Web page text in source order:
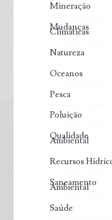
Mineração
Mudanças
Climáticas
Natureza
Oceanos
Pesca
Poluição
Qualidade
Ambiental
Recursos
Saneamento
Ambiental
Saúde